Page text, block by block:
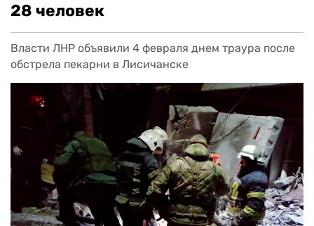
28 человек
Власти ЛНР объявили 4 февраля днем траура после
обстрела пекарни в Лисичанске